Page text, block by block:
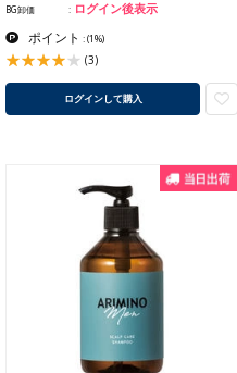
BG卸価 ログイン後表示
ポイント :(1%)
(3)
ログインして購入